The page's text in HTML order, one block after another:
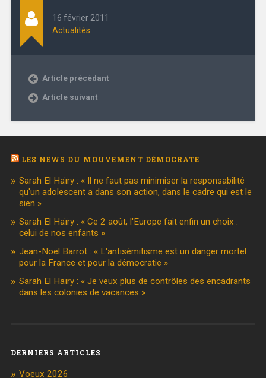
16 février 2011
Actualités
Article précédant
Article suivant
LES NEWS DU MOUVEMENT DÉMOCRATE
Sarah El Haïry : « Il ne faut pas minimiser la responsabilité
qu'un adolescent a dans son action, dans le cadre qui est le
sien »
Sarah El Haïry : « Ce 2 août, l'Europe fait enfin un choix :
celui de nos enfants »
Jean-Noël Barrot : « L'antisémitisme est un danger mortel
pour la France et pour la démocratie »
Sarah El Haïry : « Je veux plus de contrôles des encadrants
dans les colonies de vacances »
DERNIERS ARTICLES
Voeux 2026